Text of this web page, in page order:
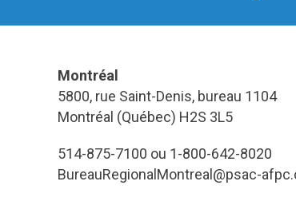
Montréal
5800, rue Saint-Denis, bureau 1104
Montréal (Québec) H2S 3L5
514-875-7100 ou 1-800-642-8020
BureauRegionalMontreal@psac-